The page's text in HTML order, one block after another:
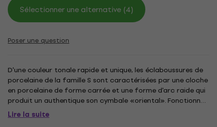
Sélectionner une alternative (4)
Poser une question
D'une couleur tonale rapide et unique, les éclaboussures de
porcelaine de la famille S sont caractérisées par une cloche
en porcelaine de forme carrée et une forme d'arc raide qui
produit un authentique son cymbale «oriental». Fonctionne
également très bien dans le cadre d'une mini-cymbale
stacker.
Lire la suite